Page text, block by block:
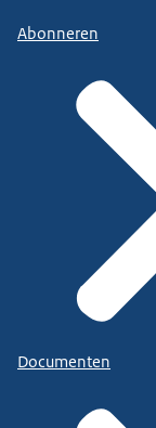
Abonneren
Documenten